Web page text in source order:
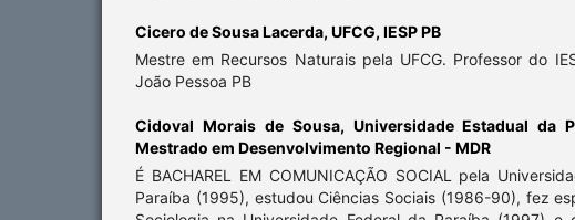
Cicero de Sousa Lacerda, UFCG, IESP PB
Mestre em Recursos Naturais pela UFCG. Professor do
João Pessoa PB
Cidoval Morais de Sousa, Universidade Estadual da
Mestrado em Desenvolvimento Regional - MDR
É BACHAREL EM COMUNICAÇÃO SOCIAL pela
Paraíba (1995), estudou Ciências Sociais (1986-90), fez